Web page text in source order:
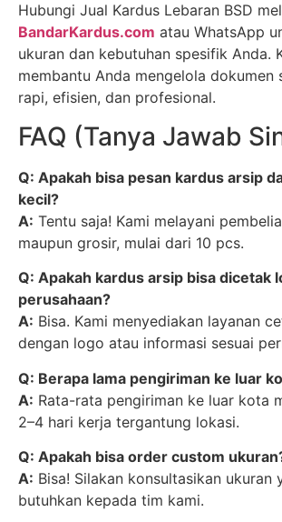
Hubungi Jual Kardus Lebaran BSD
BandarKardus.com atau WhatsApp
ukuran dan kebutuhan spesifik Anda.
membantu Anda mengelola dokumen
rapi, efisien, dan profesional.
FAQ (Tanya Jawab
Q: Apakah bisa pesan kardus arsip
kecil?
A: Tentu saja! Kami melayani
maupun grosir, mulai dari 10 pcs.
Q: Apakah kardus arsip bisa dicetak
perusahaan?
A: Bisa. Kami menyediakan layanan
dengan logo atau informasi sesuai
Q: Berapa lama pengiriman ke luar
A: Rata-rata pengiriman ke luar kota
2–4 hari kerja tergantung lokasi.
Q: Apakah bisa order custom
A: Bisa! Silakan konsultasikan ukuran
butuhkan kepada tim kami.